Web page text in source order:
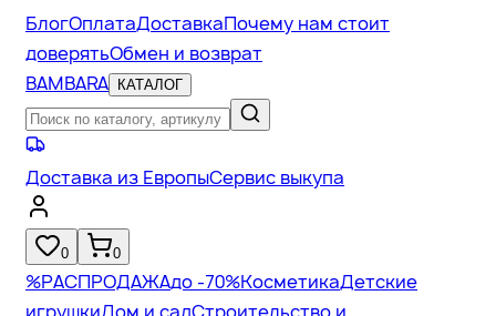
БлогОплатаДоставкаПочему нам стоит
доверятьОбмен и возврат
BAMBARA
КАТАЛОГ
Доставка из ЕвропыСервис выкупа
0 0
%РАСПРОДАЖАдо -70%КосметикаДетские